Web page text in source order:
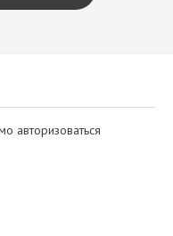
авторизоваться